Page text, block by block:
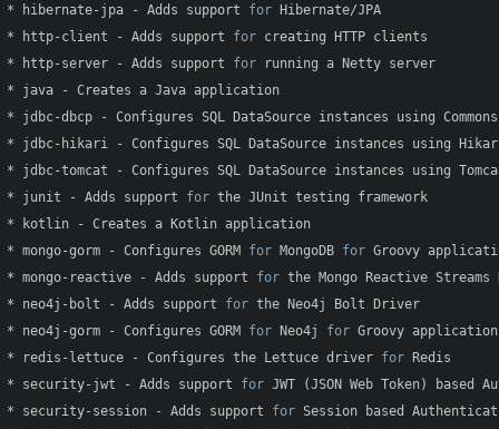
* hibernate-jpa - Adds support for Hibernate/JPA
* http-client - Adds support for creating HTTP clients
* http-server - Adds support for running a Netty server
* java - Creates a Java application
* jdbc-dbcp - Configures SQL DataSource instances using Commons
* jdbc-hikari - Configures SQL DataSource instances using
* jdbc-tomcat - Configures SQL DataSource instances using
* junit - Adds support for the JUnit testing framework
* kotlin - Creates a Kotlin application
* mongo-gorm - Configures GORM for MongoDB for Groovy
* mongo-reactive - Adds support for the Mongo Reactive
* neo4j-bolt - Adds support for the Neo4j Bolt Driver
* neo4j-gorm - Configures GORM for Neo4j for Groovy
* redis-lettuce - Configures the Lettuce driver for Redis
* security-jwt - Adds support for JWT (JSON Web Token) based
* security-session - Adds support for Session based